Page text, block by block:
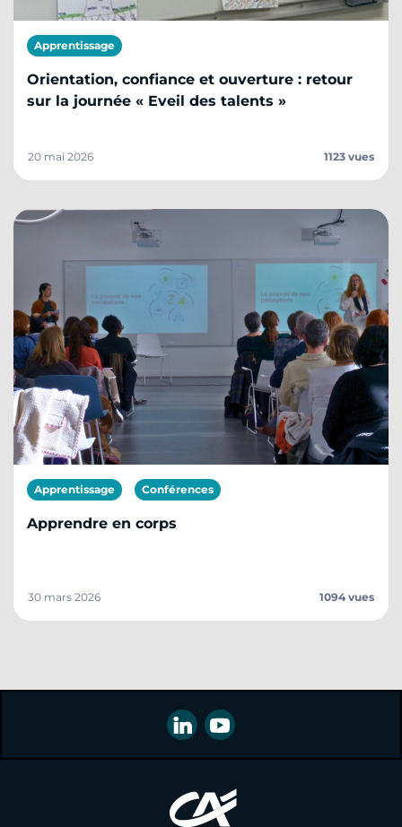
Apprentissage
Orientation, confiance et ouverture : retour
sur la journée « Eveil des talents »
20 mai 2026 1123 vues
Apprentissage Conférences
Apprendre en corps
30 mars 2026 1094 vues